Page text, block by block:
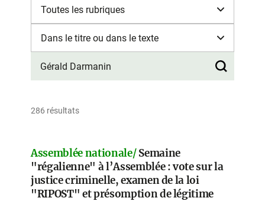
286 résultats
Assemblée nationale/ Semaine
"régalienne" à l’Assemblée : vote sur la
justice criminelle, examen de la loi
"RIPOST" et présomption de légitime